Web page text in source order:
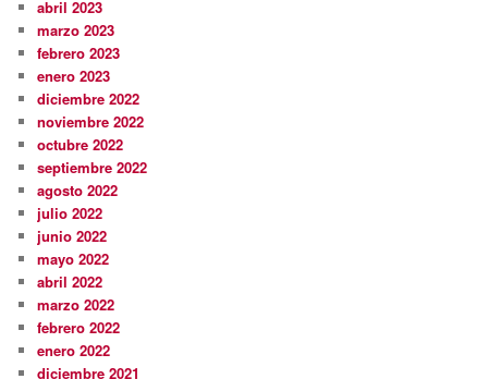
abril 2023
marzo 2023
febrero 2023
enero 2023
diciembre 2022
noviembre 2022
octubre 2022
septiembre 2022
agosto 2022
julio 2022
junio 2022
mayo 2022
abril 2022
marzo 2022
febrero 2022
enero 2022
diciembre 2021